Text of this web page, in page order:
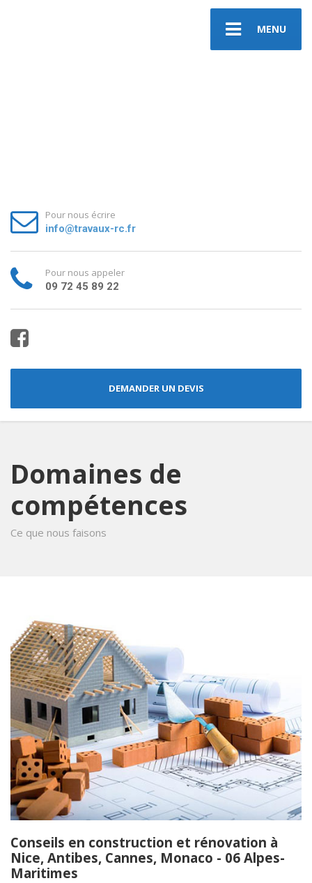
MENU
Pour nous écrire
info@travaux-rc.fr
Pour nous appeler
09 72 45 89 22
DEMANDER UN DEVIS
Domaines de
compétences
Ce que nous faisons
Conseils en construction et rénovation à
Nice, Antibes, Cannes, Monaco - 06 Alpes-
Maritimes